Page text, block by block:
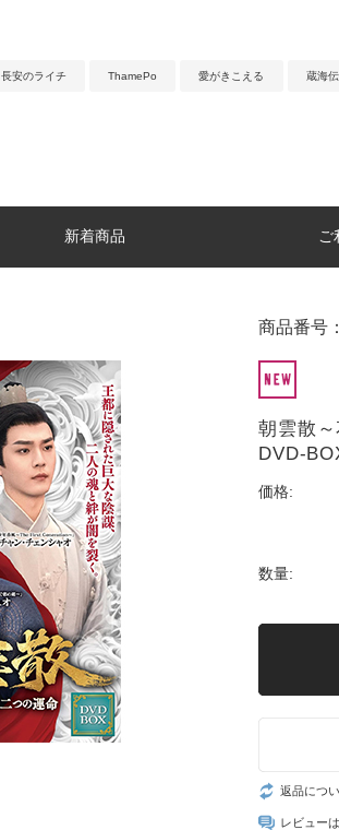
長安のライチ ThamePo 愛がきこえる 蔵海伝
新着商品 ご
商品番号
朝雲散
DVD-
価格:
数量:
返品につ
レビュー